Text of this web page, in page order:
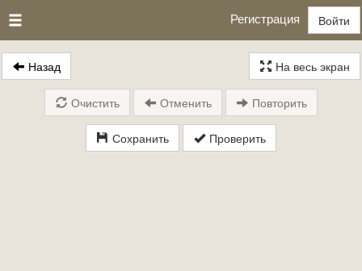
Регистрация Войти
Назад На весь экран
Сохранить Проверить
Очистить Отменить Повторить